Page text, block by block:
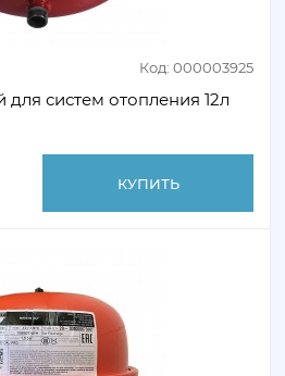
Код: 000003925
систем отопления 12л
КУПИТЬ